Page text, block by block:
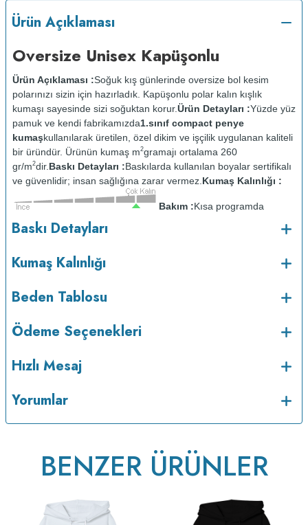
Ürün Açıklaması
Oversize Unisex Kapüşonlu
Ürün Açıklaması :Soğuk kış günlerinde oversize bol kesim
polarınızı sizin için hazırladık. Kapüşonlu polar kalın kışlık
kumaşı sayesinde sizi soğuktan korur.Ürün Detayları :Yüzde yüz
pamuk ve kendi fabrikamızda1.sınıf compact penye
kumaşkullanılarak üretilen, özel dikim ve işçilik uygulanan kaliteli
bir üründür. Ürünün kumaş m2gramajı ortalama 260
gr/m2dir. Baskı Detayları :Baskılarda kullanılan boyalar sertifikalı
ve güvenlidir; insan sağlığına zarar vermez. Kumaş Kalınlığı :
Bakım :Kısa programda
maksimum 30
C sıcaklıkta ve tersten yıkanır.
yapılmaz.Kurutma makinesinde kurutulmaz.
Orta ısıda ve tersten
v233.25
Baskı Detayları
Kumaş Kalınlığı
Beden Tablosu
Ödeme Seçenekleri
Hızlı Mesaj
Yorumlar
BENZER ÜRÜNLER